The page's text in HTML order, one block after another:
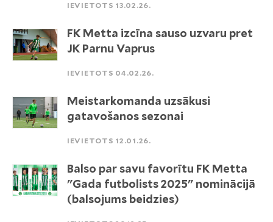
IEVIETOTS 13.02.26.
FK Metta izcīna sauso uzvaru pret
JK Parnu Vaprus
IEVIETOTS 04.02.26.
Meistarkomanda uzsākusi
gatavošanos sezonai
IEVIETOTS 12.01.26.
Balso par savu favorītu FK Metta
"Gada futbolists 2025" nominācijā
(balsojums beidzies)